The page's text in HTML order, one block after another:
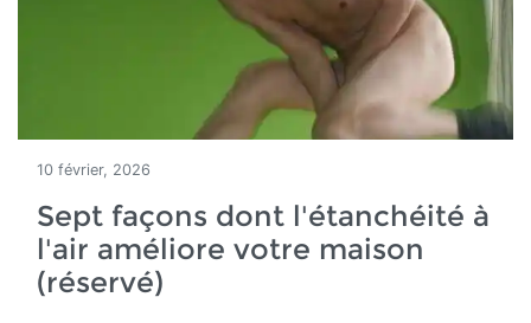
10 février, 2026
Sept façons dont l'étanchéité à
l'air améliore votre maison
(réservé)